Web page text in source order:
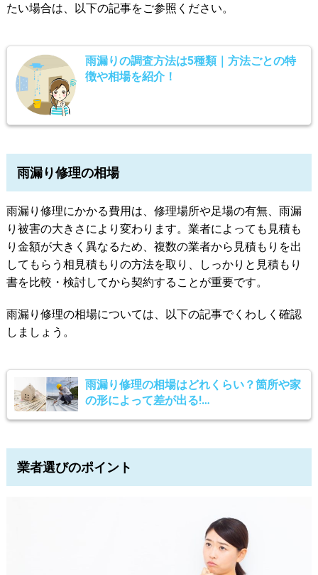
たい場合は、以下の記事をご参照ください。
雨漏りの調査方法は5種類｜方法ごとの特
徴や相場を紹介！
雨漏り修理の相場
雨漏り修理にかかる費用は、修理場所や足場の有無、雨漏
り被害の大きさにより変わります。業者によっても見積も
り金額が大きく異なるため、複数の業者から見積もりを出
してもらう相見積もりの方法を取り、しっかりと見積もり
書を比較・検討してから契約することが重要です。
雨漏り修理の相場については、以下の記事でくわしく確認
しましょう。
雨漏り修理の相場はどれくらい？箇所や家
の形によって差が出る!…
業者選びのポイント